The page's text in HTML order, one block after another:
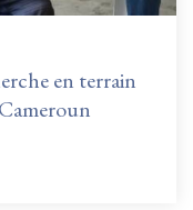
en terrain